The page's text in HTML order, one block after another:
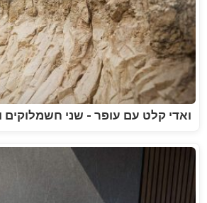
ואדי קלט עם עופר - שני חשמלוקים